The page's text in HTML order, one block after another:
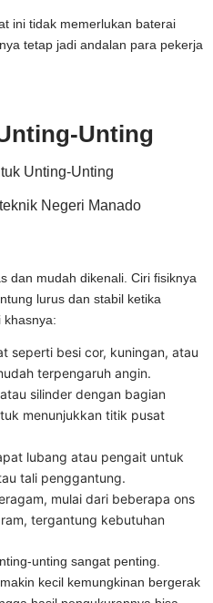
ini tidak memerlukan baterai
tetap jadi andalan para pekerja
Unting
Negeri Manado
dan mudah dikenali. Ciri fisiknya
lurus dan stabil ketika
khasnya:
seperti besi cor, kuningan, atau
terpengaruh angin.
silinder dengan bagian
menunjukkan titik pusat
lubang atau pengait untuk
tali penggantung.
mulai dari beberapa ons
tergantung kebutuhan
unting sangat penting.
kecil kemungkinan bergerak